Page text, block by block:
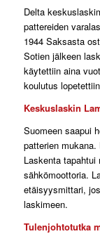
Delta
pattereiden
1944 Saksasta
Sotien jälkeen
käytettiin aina
koulutus
Keskuslaskin
Suomeen saapui
patterien
Laskenta
sähkömoottoria.
etäisyysmittari,
laskimeen.
Tulenjohtotutka